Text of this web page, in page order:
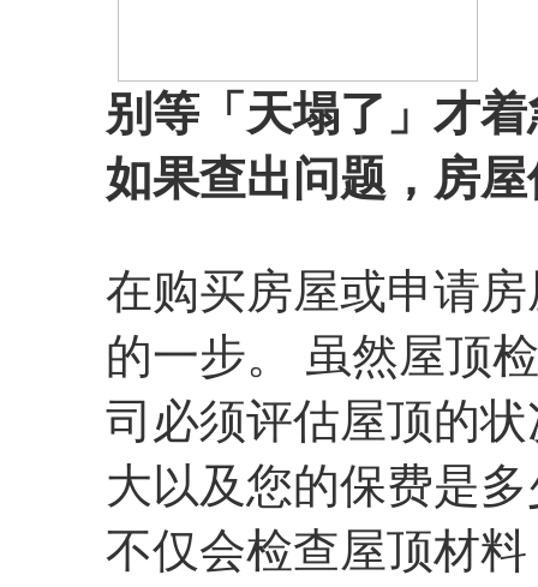
别等「天塌了」才
如果查出问题，房
在购买房屋或申请
的一步。 虽然屋顶
司必须评估屋顶的
大以及您的保费是
不仅会检查屋顶材